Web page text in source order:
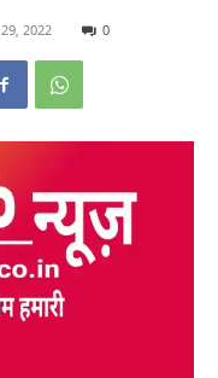
2022 0